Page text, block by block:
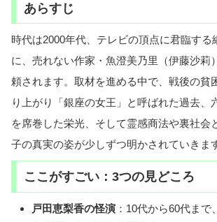
あらすじ
時代は2000年代、テレビの頂点に君臨する
に、売れない作家・魚澄美乃里（伊藤沙莉
頼されます。取材を進める中で、戦後の貧
り上がり「銀座の女王」と呼ばれた過去、
を席巻した栄光、そして霊感商法や裏社
子の真実の姿が少しずつ明かされていきま
ここがすごい：3つの見どころ
戸田恵梨香の怪演 ：10代から60代ま